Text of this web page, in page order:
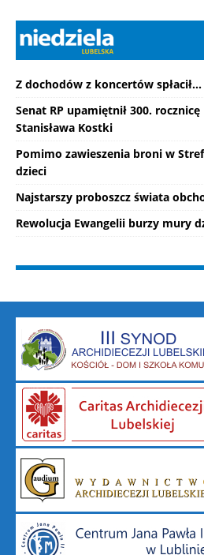
Z dochodów z koncertów
Senat RP upamiętnił 300.
Stanisława Kostki
Pomimo zawieszenia broni w
dzieci
Najstarszy proboszcz świata
Rewolucja Ewangelii burzy mury